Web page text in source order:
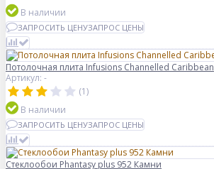
В наличии
ЗАПРОСИТЬ ЦЕНУЗАПРОС ЦЕНЫ
Потолочная плита Infusions Channelled Caribbean
Артикул: -
(1)
В наличии
ЗАПРОСИТЬ ЦЕНУЗАПРОС ЦЕНЫ
Стеклообои Phantasy plus 952 Камни